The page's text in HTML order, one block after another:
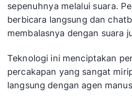
sepenuhnya melalui suara.
berbicara langsung dan
membalasnya dengan suara
Teknologi ini menciptakan
percakapan yang sangat
langsung dengan agen